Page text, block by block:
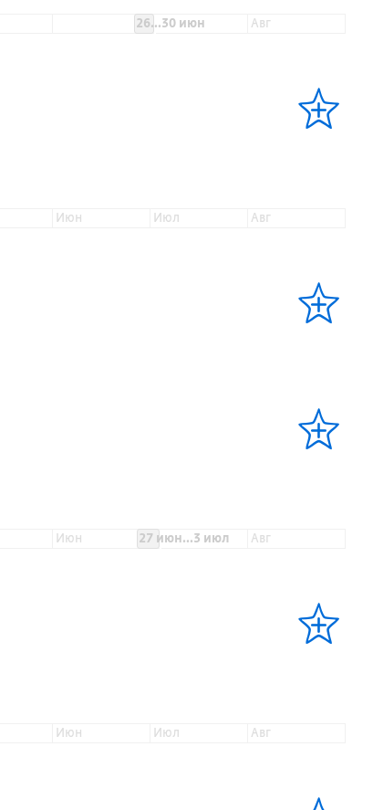
авг
26...30 июн
июн июл авг
июн авг
27 июн...3 июл
июн июл авг